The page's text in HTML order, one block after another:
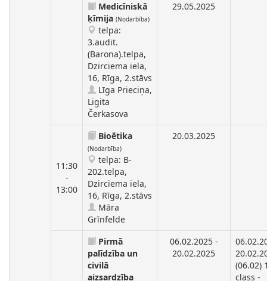
Medicīniskā
ķīmija (Nodarbība)
telpa:
3.audit.
(Barona).telpa,
Dzirciema iela,
16, Rīga, 2.stāvs
Līga Prieciņa,
Ligita
Čerkasova
29.05.2025
11:30
-
13:00
Bioētika
(Nodarbība)
telpa: B-
202.telpa,
Dzirciema iela,
16, Rīga, 2.stāvs
Māra
Grīnfelde
20.03.2025
Pirmā
palīdzība un
civilā
aizsardzība
06.02.2025 -
20.02.2025
(06.02)
class -